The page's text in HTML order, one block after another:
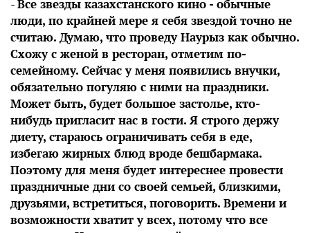
-Все звезды казахстанского кино - обычные
люди, по крайней мере я себя звездой точно не
считаю. Думаю, что проведу Наурыз как обычно.
Схожу с женой в ресторан, отметим по-
семейному. Сейчас у меня появились внучки,
обязательно погуляю с ними на праздники.
Может быть, будет большое застолье, кто-
нибудь пригласит нас в гости. Я строго держу
диету, стараюсь ограничивать себя в еде,
избегаю жирных блюд вроде бешбармака.
Поэтому для меня будет интереснее провести
праздничные дни со своей семьей, близкими,
друзьями, встретиться, поговорить. Времени и
возможности хватит у всех, потому что все